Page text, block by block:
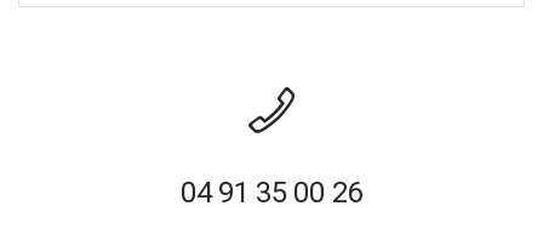
04 91 35 00 26